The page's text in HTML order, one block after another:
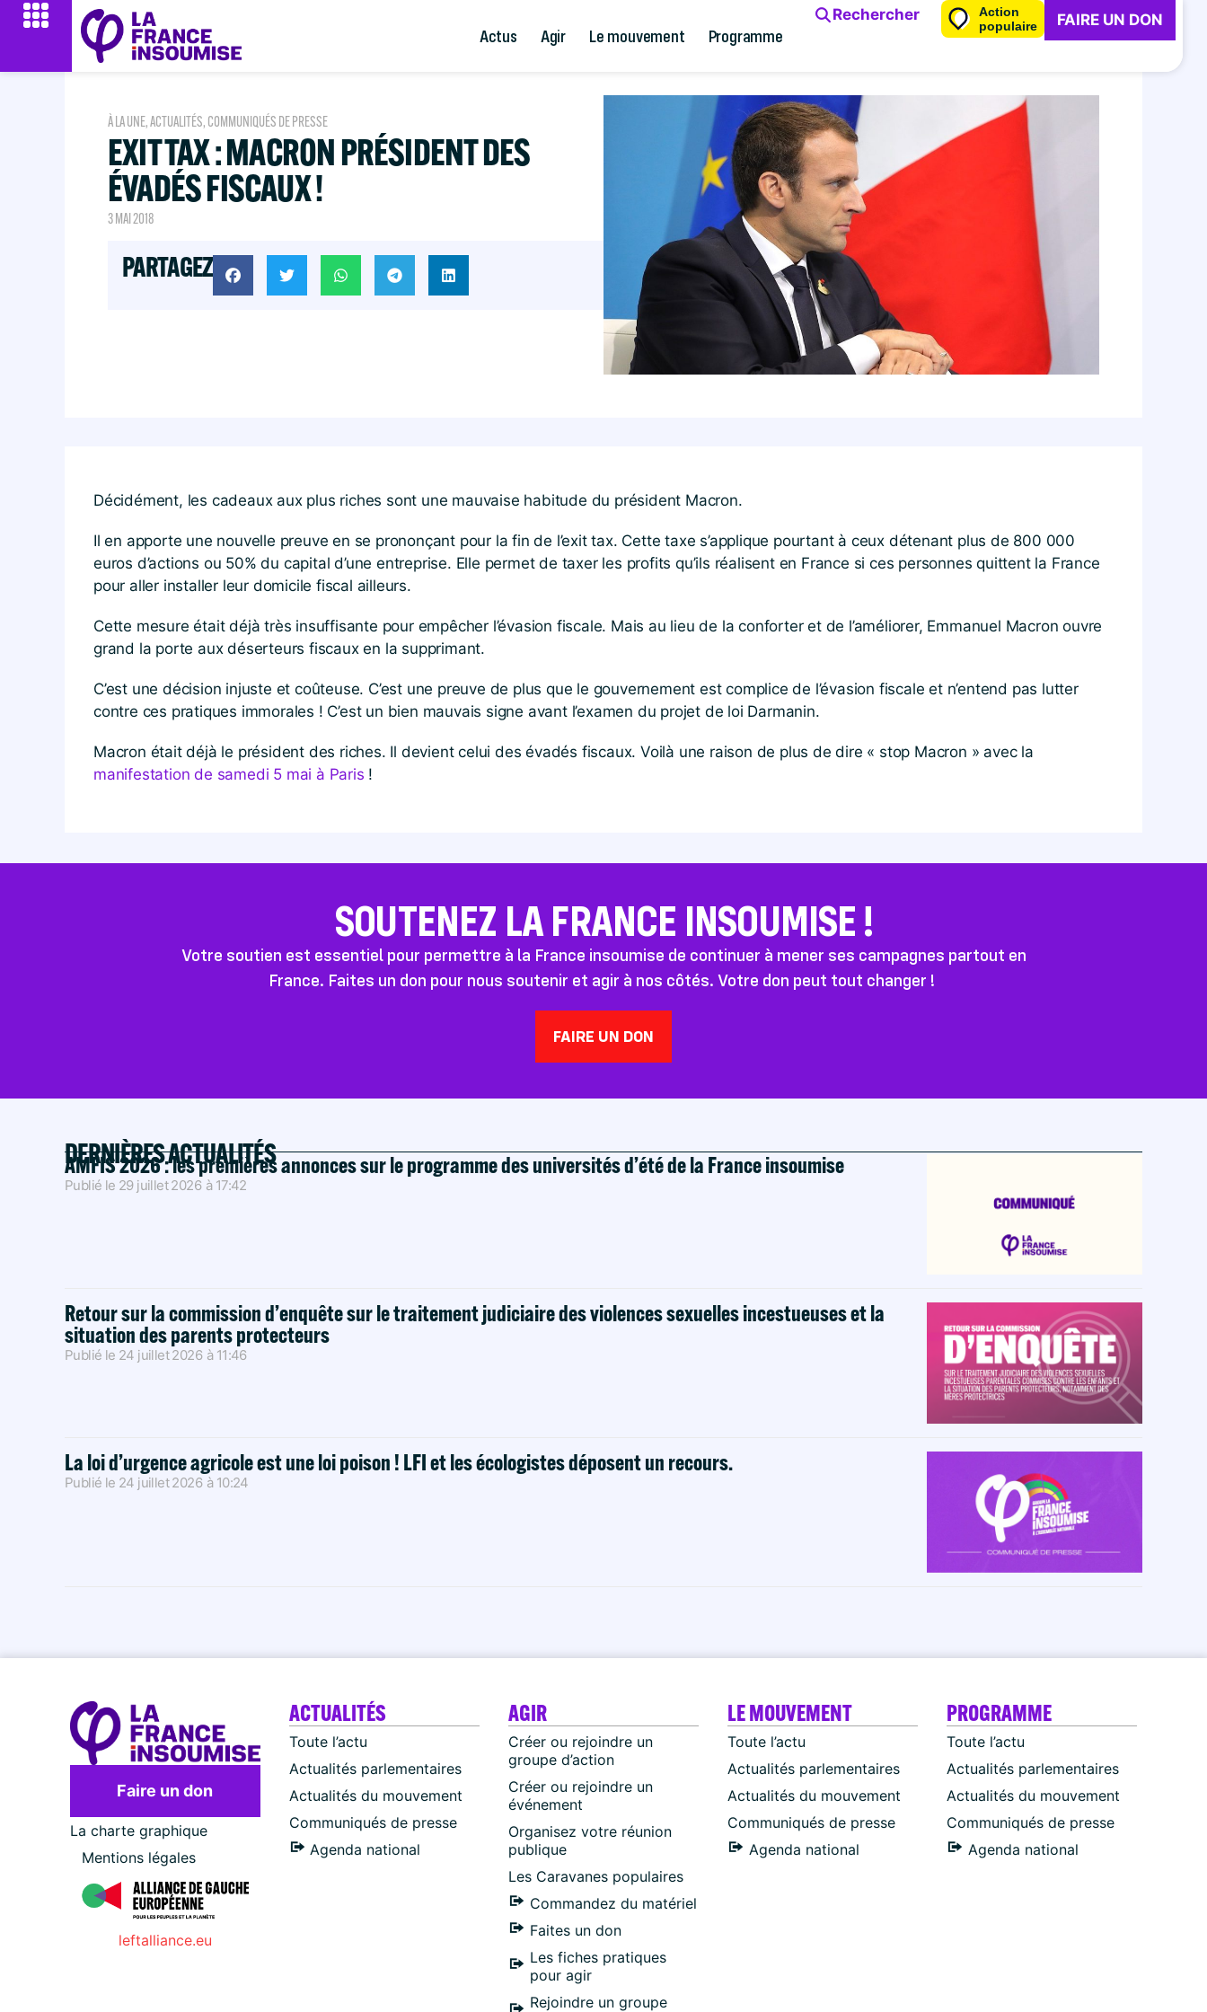
Actus Agir Le mouvement Programme
Rechercher
Action
populaire
FAIRE UN DON
À LA UNE,ACTUALITÉS, COMMUNIQUÉS DE PRESSE
EXIT TAX : MACRON PRÉSIDENT DES
ÉVADÉS FISCAUX !
3 MAI 2018
PARTAGEZ
Décidément, les cadeaux aux plus riches sont une mauvaise habitude du président Macron.
Il en apporte une nouvelle preuve en se prononçant pour la fin de l’exit tax. Cette taxe s’applique pourtant à ceux détenant plus de 800 000
euros d’actions ou 50% du capital d’une entreprise. Elle permet de taxer les profits qu’ils réalisent en France si ces personnes quittent la France
pour aller installer leur domicile fiscal ailleurs.
Cette mesure était déjà très insuffisante pour empêcher l’évasion fiscale. Mais au lieu de la conforter et de l’améliorer, Emmanuel Macron ouvre
grand la porte aux déserteurs fiscaux en la supprimant.
C’est une décision injuste et coûteuse. C’est une preuve de plus que le gouvernement est complice de l’évasion fiscale et n’entend pas lutter
contre ces pratiques immorales ! C’est un bien mauvais signe avant l’examen du projet de loi Darmanin.
Macron était déjà le président des riches. Il devient celui des évadés fiscaux. Voilà une raison de plus de dire « stop Macron » avec la
manifestation de samedi 5 mai à Paris !
SOUTENEZ LA FRANCE INSOUMISE !
Votre soutien est essentiel pour permettre à la France insoumise de continuer à mener ses campagnes partout en
France. Faites un don pour nous soutenir et agir à nos côtés. Votre don peut tout changer !
FAIRE UN DON
DERNIÈRES ACTUALITÉS
AMFIS 2026 : les premières annonces sur le programme des universités d’été de la France insoumise
Publié le 29 juillet 2026 à 17:42
Retour sur la commission d’enquête sur le traitement judiciaire des violences sexuelles incestueuses et la
situation des parents protecteurs
Publié le 24 juillet 2026 à 11:46
La loi d’urgence agricole est une loi poison ! LFI et les écologistes déposent un recours.
Publié le 24 juillet 2026 à 10:24
Faire un don
La charte graphique
Mentions légales
leftalliance.eu
ACTUALITÉS
Toute l’actu
Actualités parlementaires
Actualités du mouvement
Communiqués de presse
Agenda national
AGIR
Créer ou rejoindre un
groupe d’action
Créer ou rejoindre un
événement
Organisez votre réunion
publique
Les Caravanes populaires
Commandez du matériel
Faites un don
Les fiches pratiques
pour agir
Rejoindre un groupe
LE MOUVEMENT
Toute l’actu
Actualités parlementaires
Actualités du mouvement
Communiqués de presse
Agenda national
PROGRAMME
Toute l’actu
Actualités parlementaires
Actualités du mouvement
Communiqués de presse
Agenda national